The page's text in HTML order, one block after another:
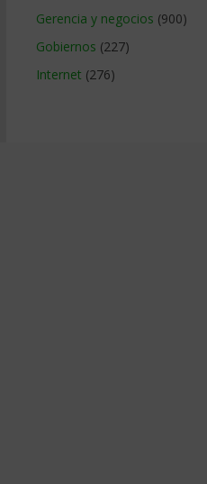
Gerencia y negocios (900)
Gobiernos (227)
Internet (276)